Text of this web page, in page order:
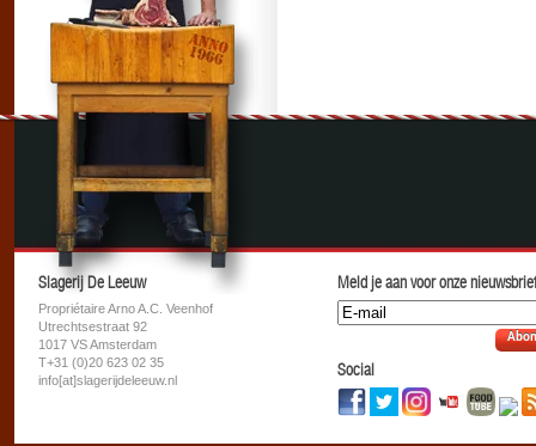
Slagerij De Leeuw
Propriétaire Arno A.C. Veenhof
Utrechtsestraat 92
1017 VS Amsterdam
T+31 (0)20 623 02 35
info[at]slagerijdeleeuw.nl
Meld je aan voor onze
Social